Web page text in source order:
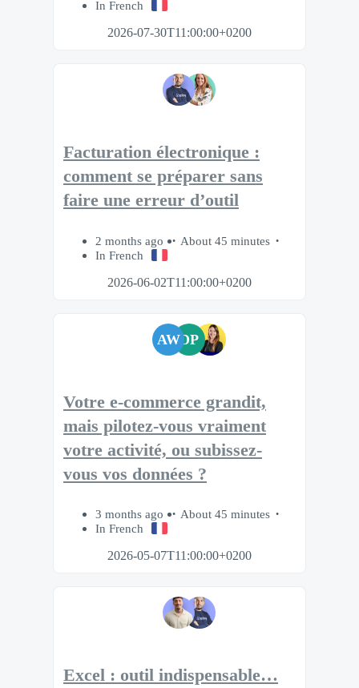
In French
2026-07-30T11:00:00+0200
Facturation électronique :
comment se préparer sans
faire une erreur d’outil
2 months ago
About 45 minutes
In French
2026-06-02T11:00:00+0200
AWDP
Votre e-commerce grandit,
mais pilotez-vous vraiment
votre activité, ou subissez-
vous vos données ?
3 months ago
About 45 minutes
In French
2026-05-07T11:00:00+0200
Excel : outil indispensable…